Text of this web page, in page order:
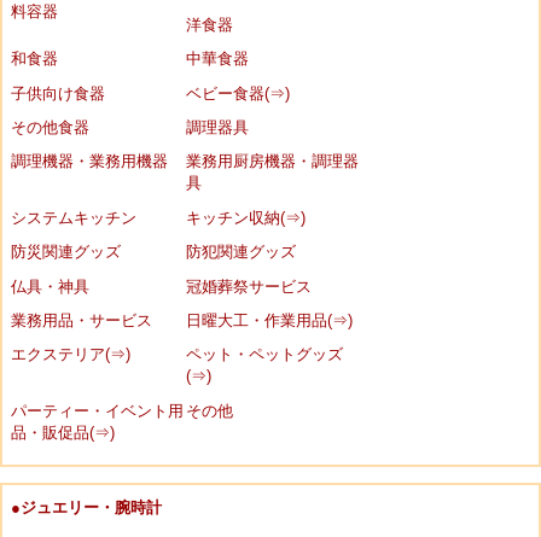
料容器
洋食器
和食器
中華食器
子供向け食器
ベビー食器(⇒)
その他食器
調理器具
調理機器・業務用機器
業務用厨房機器・調理器
具
システムキッチン
キッチン収納(⇒)
防災関連グッズ
防犯関連グッズ
仏具・神具
冠婚葬祭サービス
業務用品・サービス
日曜大工・作業用品(⇒)
エクステリア(⇒)
ペット・ペットグッズ
(⇒)
パーティー・イベント用
品・販促品(⇒)
その他
●ジュエリー・腕時計